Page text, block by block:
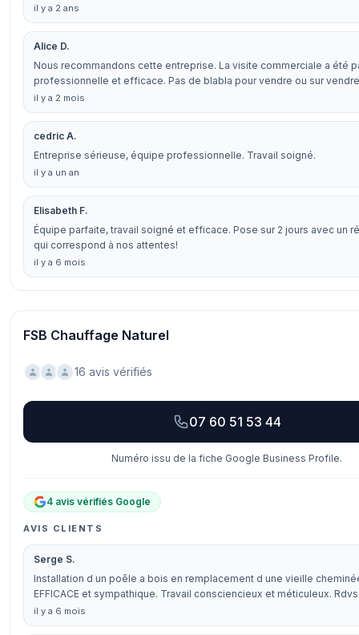
il y a 2 ans
Alice D.
Nous recommandons cette entreprise. La visite commerciale a été
professionnelle et efficace. Pas de blabla pour vendre ou sur
il y a 2 mois
cedric A.
Entreprise sérieuse, équipe professionnelle. Travail soigné.
il y a un an
Elisabeth F.
Équipe parfaite, travail soigné et efficace. Pose sur 2 jours avec un
qui correspond à nos attentes!
il y a 6 mois
FSB Chauffage Naturel
16 avis vérifiés
07 60 51 53 44
Numéro issu de la fiche Google Business Profile.
4 avis vérifiés Google
AVIS CLIENTS
Serge S.
Installation d un poêle a bois en remplacement d une vieille
EFFICACE et sympathique. Travail consciencieux et méticuleux.
il y a 6 mois